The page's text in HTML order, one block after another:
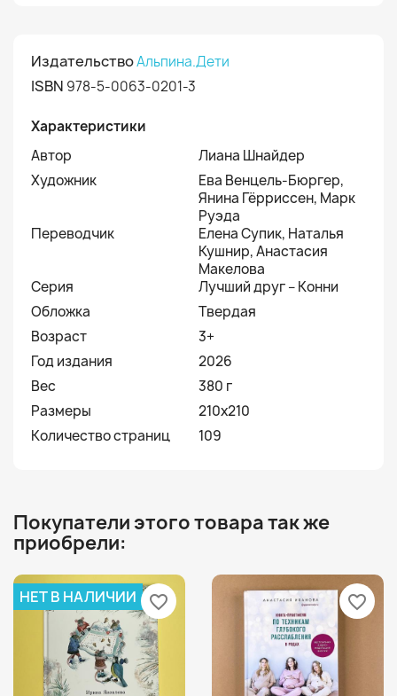
ИздательствоАльпина.Дети
ISBN 978-5-0063-0201-3
Характеристики
Автор
Лиана Шнайдер
Художник
Ева Венцель-Бюргер,
Янина Гёрриссен, Марк
Руэда
Переводчик
Елена Супик, Наталья
Кушнир, Анастасия
Макелова
Серия
Лучший друг – Конни
Обложка
Твердая
Возраст
3+
Год издания
2026
Вес
380 г
Размеры
210x210
Количество страниц
109
Покупатели этого товара так же
приобрели:
НЕТ В НАЛИЧИИ favorite_border favorite_border